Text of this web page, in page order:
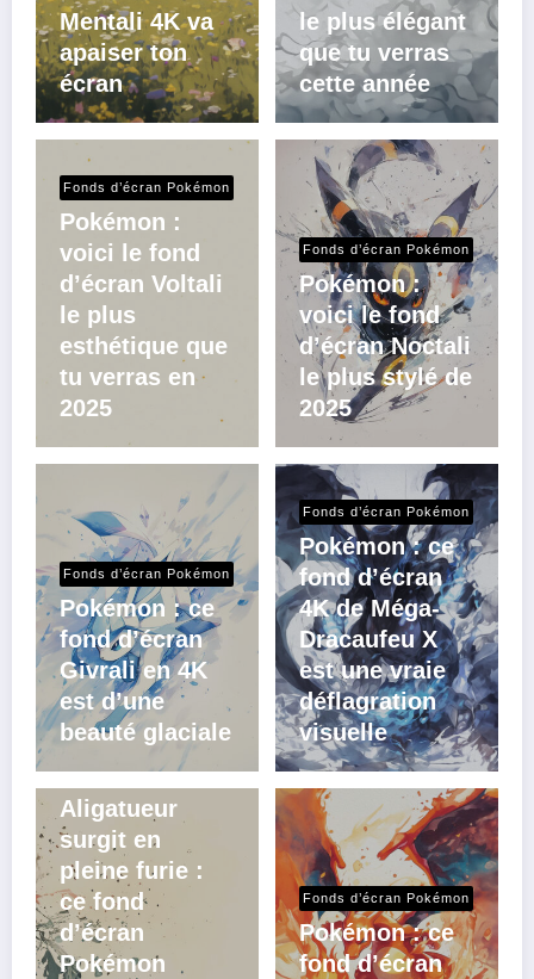
Mentali 4K va
apaiser ton
écran
le plus élégant
que tu verras
cette année
Fonds d’écran Pokémon
Pokémon :
voici le fond
d’écran Voltali
le plus
esthétique que
tu verras en
2025
Fonds d’écran Pokémon
Pokémon :
voici le fond
d’écran Noctali
le plus stylé de
2025
Fonds d’écran Pokémon
Pokémon : ce
fond d’écran
Givrali en 4K
est d’une
beauté glaciale
Fonds d’écran Pokémon
Pokémon : ce
fond d’écran
4K de Méga-
Dracaufeu X
est une vraie
déflagration
visuelle
Fonds d’écran Pokémon
Aligatueur
surgit en
pleine furie :
ce fond
d’écran
Pokémon
Fonds d’écran Pokémon
Pokémon : ce
fond d’écran